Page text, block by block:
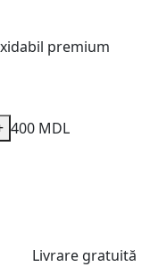
premium
400 MDL
Livrare gratuită